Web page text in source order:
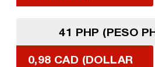
41 PHP (PESO
0,98 CAD (DOLLAR